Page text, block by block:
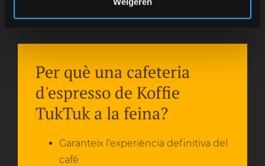
Per què una cafeteria
d'espresso de Koffie
TukTuk a la feina?
Garanteix l’experiència definitiva del
cafè